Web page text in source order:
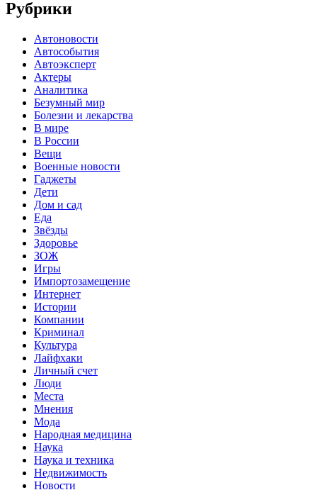
Рубрики
Автоновости
Автособытия
Автоэксперт
Актеры
Аналитика
Безумный мир
Болезни и лекарства
В мире
В России
Вещи
Военные новости
Гаджеты
Дети
Дом и сад
Еда
Звёзды
Здоровье
ЗОЖ
Игры
Импортозамещение
Интернет
Истории
Компании
Криминал
Культура
Лайфхаки
Личный счет
Люди
Места
Мнения
Мода
Народная медицина
Наука
Наука и техника
Недвижимость
Новости